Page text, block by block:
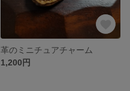
革のミニチュアチャーム
1,200円